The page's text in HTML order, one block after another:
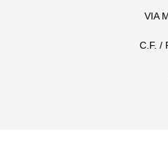
VIA
C.F. /